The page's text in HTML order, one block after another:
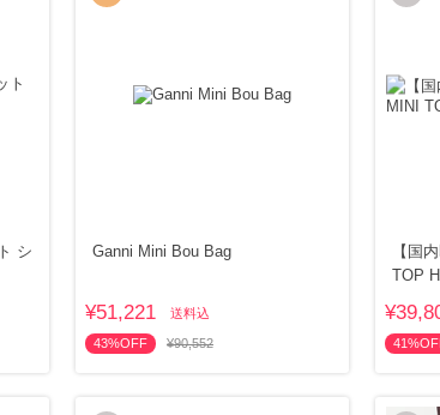
シ
Ganni Mini Bou Bag
¥51,221 送料込
43%OFF ¥90,552
【国
TOP